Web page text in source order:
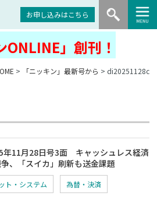
お申し込みはこちら
ONLINE」創刊！
> 「ニッキン」最新号から > di20251128c
年11月28日号3面 キャッシュレス経済
、「スイカ」刷新も送金課題
ト・システム 為替・決済